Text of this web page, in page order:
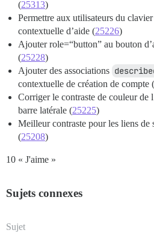
(25313)
Permettre aux utilisateurs du
contextuelle d’aide (25226)
Ajouter role=“button” au bouton
(25228)
Ajouter des associations
contextuelle de création de compte (
Corriger le contraste de couleur de
barre latérale (25225)
Meilleur contraste pour les liens
(25208)
10 « J'aime »
Sujets connexes
Sujet